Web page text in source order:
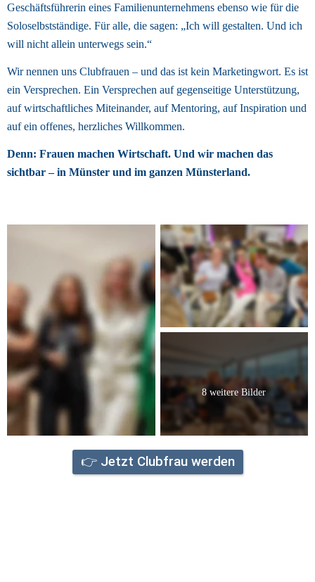
Geschäftsführerin eines Familienunternehmens ebenso wie für die
Soloselbstständige. Für alle, die sagen: „Ich will gestalten. Und ich
will nicht allein unterwegs sein.“
Wir nennen uns Clubfrauen – und das ist kein Marketingwort. Es ist
ein Versprechen. Ein Versprechen auf gegenseitige Unterstützung,
auf wirtschaftliches Miteinander, auf Mentoring, auf Inspiration und
auf ein offenes, herzliches Willkommen.
Denn: Frauen machen Wirtschaft. Und wir machen das
sichtbar – in Münster und im ganzen Münsterland.
8 weitere Bilder
👉 Jetzt Clubfrau werden